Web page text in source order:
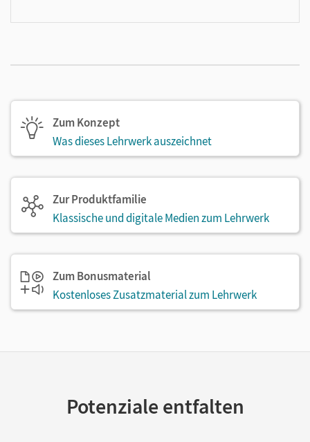
Zum Konzept
Was dieses Lehrwerk auszeichnet
Zur Produktfamilie
Klassische und digitale Medien zum Lehrwerk
Zum Bonusmaterial
Kostenloses Zusatzmaterial zum Lehrwerk
Potenziale entfalten